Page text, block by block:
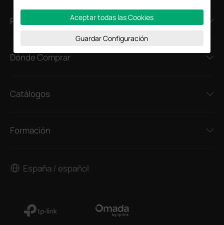
Prensa
Dónde Comprar
Catálogos
Formación
España / español
Aceptar todas las Cookies
Guardar Configuración